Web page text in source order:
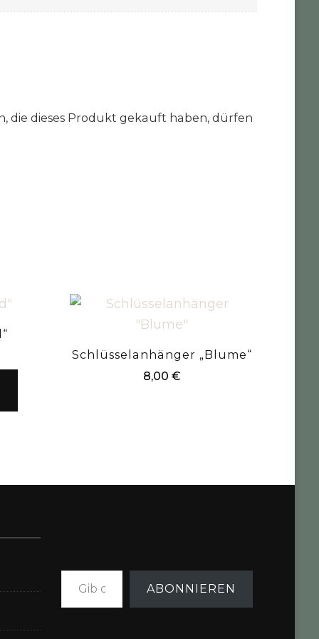
die dieses Produkt gekauft haben, dürfen
Schlüsselanhänger „Blume“
8,00 €
Gib deine E-Mail-Adresse ein ...
ABONNIEREN